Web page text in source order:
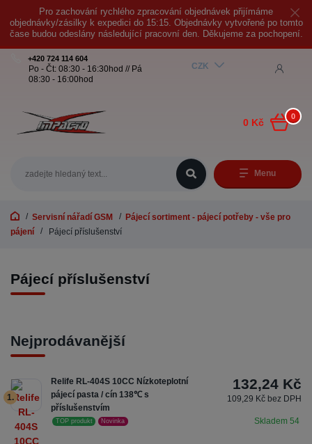
Pro zachování rychlého zpracování objednávek přijímáme
objednávky/zásilky k expedici do 15:15. Objednávky vytvořené po tomto
čase budou odeslány následující pracovní den. Děkujeme za pochopení.
Menu
CZK
+420 724 114 604
Po - Čt: 08:30 - 16:30hod // Pá
08:30 - 16:00hod
0
0 Kč
Servisní nářadí GSM
Pájecí sortiment - pájecí potřeby - vše pro
pájení
Pájecí příslušenství
Pájecí příslušenství
Nejprodávanější
1.
Relife RL-404S 10CC Nízkoteplotní
pájecí pasta / cín 138℃ s
příslušenstvím
Skladem 54
TOP produkt Novinka
132,24 Kč
109,29 Kč bez DPH